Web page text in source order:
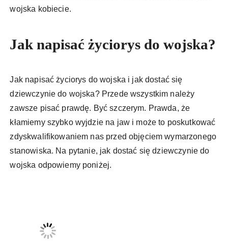
wojska kobiecie.
Jak napisać życiorys do wojska?
Jak napisać życiorys do wojska i jak dostać się
dziewczynie do wojska? Przede wszystkim należy
zawsze pisać prawdę. Być szczerym. Prawda, że
kłamiemy szybko wyjdzie na jaw i może to poskutkować
zdyskwalifikowaniem nas przed objęciem wymarzonego
stanowiska. Na pytanie, jak dostać się dziewczynie do
wojska odpowiemy poniżej.